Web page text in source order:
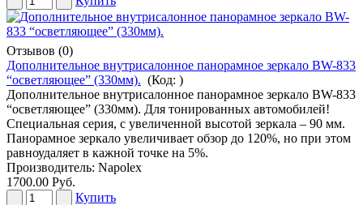
Отзывов (0)
Дополнительное внутрисалонное панорамное зеркало BW-833
“осветляющее” (330мм). (Код: )
Дополнительное внутрисалонное панорамное зеркало BW-833
“осветляющее” (330мм). Для тонированных автомобилей!
Специальная серия, с увеличенной высотой зеркала – 90 мм.
Панорамное зеркало увеличивает обзор до 120%, но при этом
равноудаляет в кажной точке на 5%.
Производитель: Napolex
1700.00 Руб.
Купить